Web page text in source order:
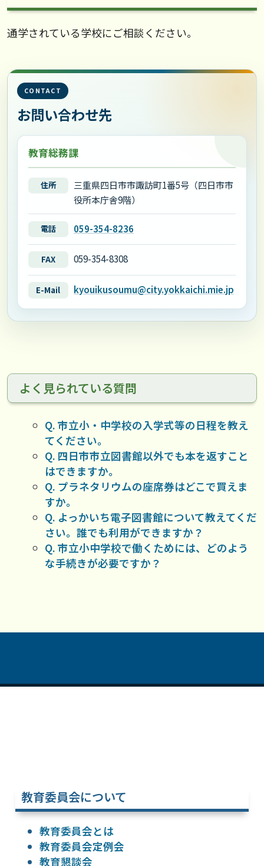
通学されている学校にご相談ください。
CONTACT
お問い合わせ先
教育総務課
住所
三重県四日市市諏訪町1番5号（四日市市
役所本庁舎9階）
電話 059-354-8236
FAX 059-354-8308
E-Mail kyouikusoumu@city.yokkaichi.mie.jp
よく見られている質問
Q. 市立小・中学校の入学式等の日程を教え
てください。
Q. 四日市市立図書館以外でも本を返すこと
はできますか。
Q. プラネタリウムの座席券はどこで買えま
すか。
Q. よっかいち電子図書館について教えてくだ
さい。誰でも利用ができますか？
Q. 市立小中学校で働くためには、どのよう
な手続きが必要ですか？
教育委員会について
教育委員会とは
教育委員会定例会
教育懇談会